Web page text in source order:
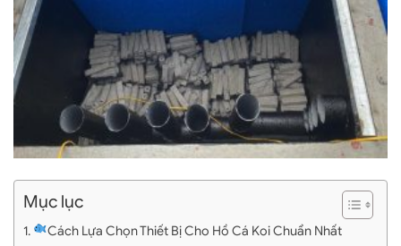
Mục lục
Cách Lựa Chọn Thiết Bị Cho Hồ Cá Koi Chuẩn Nhất